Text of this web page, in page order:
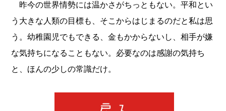
昨今の世界情勢には温かさがちっともない。平和とい
う大きな人類の目標も、そこからはじまるのだと私は思
う。幼稚園児でもできる、金もかからないし、相手が嫌
な気持ちになることもない。必要なのは感謝の気持ち
と、ほんの少しの常識だけ。